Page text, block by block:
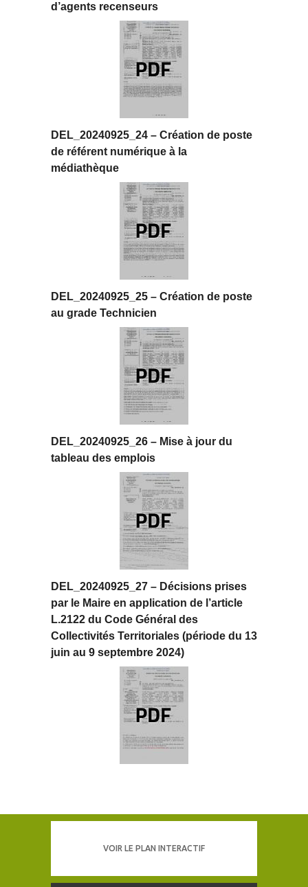
d’agents recenseurs
DEL_20240925_24 – Création de poste
de référent numérique à la
médiathèque
DEL_20240925_25 – Création de poste
au grade Technicien
DEL_20240925_26 – Mise à jour du
tableau des emplois
DEL_20240925_27 – Décisions prises
par le Maire en application de l’article
L.2122 du Code Général des
Collectivités Territoriales (période du 13
juin au 9 septembre 2024)
VOIR LE PLAN INTERACTIF